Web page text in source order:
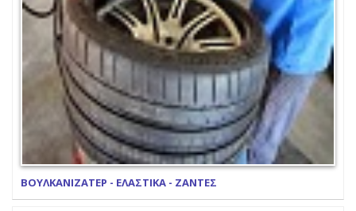
ΒΟΥΛΚΑΝΙΖΑΤΕΡ - ΕΛΑΣΤΙΚΑ - ΖΑΝΤΕΣ